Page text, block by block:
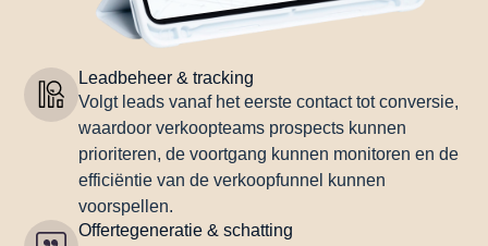
Leadbeheer & tracking
Volgt leads vanaf het eerste contact tot conversie,
waardoor verkoopteams prospects kunnen
prioriteren, de voortgang kunnen monitoren en de
efficiëntie van de verkoopfunnel kunnen
voorspellen.
Offertegeneratie & schatting